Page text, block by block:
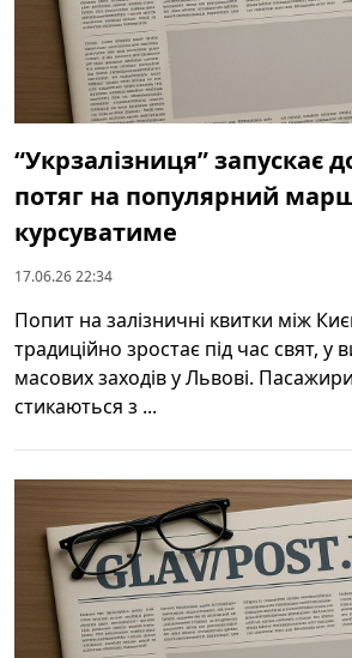
“Укрзалізниця” запускає
потяг на популярний
курсуватиме
17.06.26 22:34
Попит на залізничні квитки між
традиційно зростає під час свят, у
масових заходів у Львові.
стикаються з ...